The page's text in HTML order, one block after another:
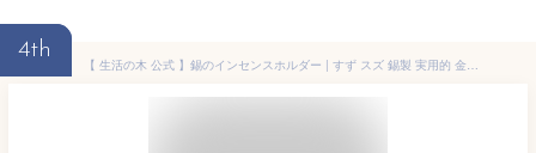
4th
【 生活の木 公式 】錫のインセンスホルダー | すず スズ 錫製 実用的 金属 曲げられる アレンジ シンプル お香 おしゃれ お洒落 香立 香皿 お手軽 雑貨 インテリア ライフスタイル 誕生日 プレゼント 贈り物 記念品 女性 男性 香り アロマ コンパクト